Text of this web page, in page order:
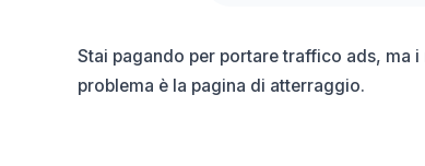
Stai pagando per portare traffico ads, ma
problema è la pagina di atterraggio.